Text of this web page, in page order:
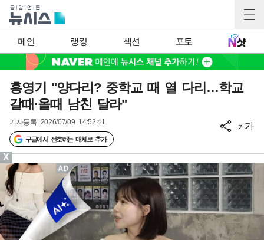
메인 랭킹 섹션 포토
홍영기 "양다리? 중학교 때 열 다리…학교
갈때·올때 남친 달라"
기사등록 2026/07/09 14:52:41
구글에서 선호하는 매체로 추가
가가
X